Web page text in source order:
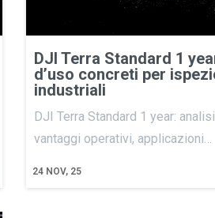
DJI Terra Standard 1
d’uso concreti per
industriali
24 NOV, 25
DJI Terra Standard 1 year:
vantaggi operativi, applicazioni…